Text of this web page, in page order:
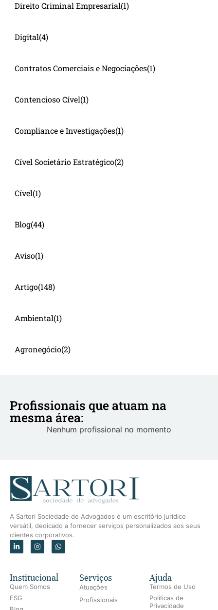
Direito Criminal Empresarial(1)
Digital(4)
Contratos Comerciais e Negociações(1)
Contencioso Cível(1)
Compliance e Investigações(1)
Cível Societário Estratégico(2)
Cível(1)
Blog(44)
Aviso(1)
Artigo(148)
Ambiental(1)
Agronegócio(2)
Profissionais que atuam na
mesma área:
Nenhum profissional no momento
A Sartori Sociedade de Advogados é um escritório jurídico
versátil, dedicado a fornecer serviços personalizados aos seus
clientes corporativos.
Institucional
Quem Somos
ESG
Serviços
Atuações
Profissionais
Ajuda
Termos de Uso
Políticas de
Privacidade